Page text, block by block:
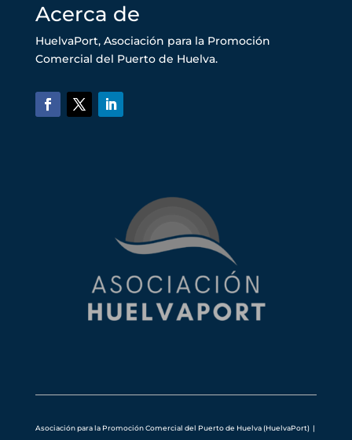
Acerca de
HuelvaPort, Asociación para la Promoción
Comercial del Puerto de Huelva.
Asociación para la Promoción Comercial del Puerto de Huelva (HuelvaPort) |